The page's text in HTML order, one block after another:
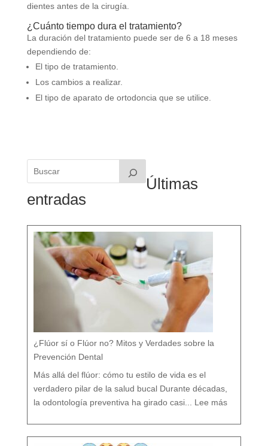
dientes antes de la cirugía.
¿Cuánto tiempo dura el tratamiento?
La duración del tratamiento puede ser de 6 a 18 meses
dependiendo de:
El tipo de tratamiento.
Los cambios a realizar.
El tipo de aparato de ortodoncia que se utilice.
Últimas
entradas
¿Flúor sí o Flúor no? Mitos y Verdades sobre la
Prevención Dental
Más allá del flúor: cómo tu estilo de vida es el
verdadero pilar de la salud bucal Durante décadas,
la odontología preventiva ha girado casi... Lee más¿Fl
s
í
lú